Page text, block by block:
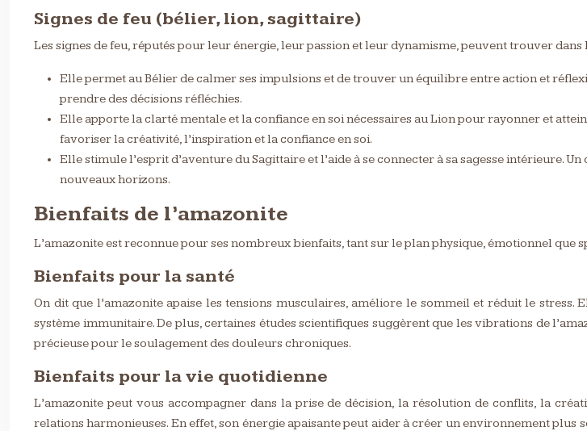
Signes de feu (bélier, lion, sagittaire)
Les signes de feu, réputés pour leur énergie, leur passion et leur dynamisme, peuvent trouver
Elle permet au Bélier de calmer ses impulsions et de trouver un équilibre entre action et
prendre des décisions réfléchies.
Elle apporte la clarté mentale et la confiance en soi nécessaires au Lion pour rayonner et
favoriser la créativité, l’inspiration et la confiance en soi.
Elle stimule l’esprit d’aventure du Sagittaire et l’aide à se connecter à sa sagesse intérieure.
nouveaux horizons.
Bienfaits de l’amazonite
L’amazonite est reconnue pour ses nombreux bienfaits, tant sur le plan physique, émotionnel que
Bienfaits pour la santé
On dit que l’amazonite apaise les tensions musculaires, améliore le sommeil et réduit le
système immunitaire. De plus, certaines études scientifiques suggèrent que les vibrations de
précieuse pour le soulagement des douleurs chroniques.
Bienfaits pour la vie quotidienne
L’amazonite peut vous accompagner dans la prise de décision, la résolution de conflits, la
relations harmonieuses. En effet, son énergie apaisante peut aider à créer un environnement